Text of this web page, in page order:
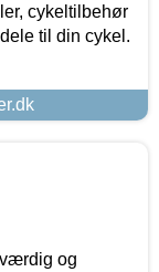
cykeltilbehør
til din cykel.
og